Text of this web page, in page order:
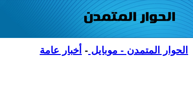
الحوار المتمدن - موبايل - أخبار عامة